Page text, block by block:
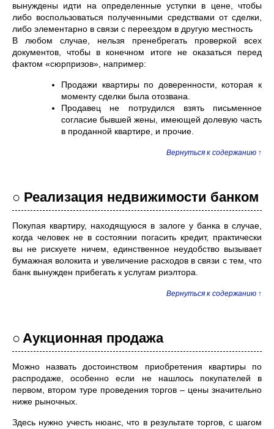
вынуждены идти на определенные уступки в цене, чтобы
либо воспользоваться полученными средствами от сделки,
либо элементарно в связи с переездом в другую местность
В любом случае, нельзя пренебрегать проверкой всех
документов, чтобы в конечном итоге не оказаться перед
фактом «сюрпризов», например:
Продажи квартиры по доверенности, которая к
моменту сделки была отозвана.
Продавец не потрудился взять письменное
согласие бывшей жены, имеющей долевую часть
в проданной квартире, и прочие.
Вернуться к содержанию ↑
○ Реализация недвижимости банком
Покупая квартиру, находящуюся в залоге у банка в случае,
когда человек не в состоянии погасить кредит, практически
вы не рискуете ничем, единственное неудобство вызывает
бумажная волокита и увеличение расходов в связи с тем, что
банк вынужден прибегать к услугам риэлтора.
Вернуться к содержанию ↑
○ Аукционная продажа
Можно назвать достоинством приобретения квартиры по
распродаже, особенно если не нашлось покупателей в
первом, втором туре проведения торгов – цены значительно
ниже рыночных.
Здесь нужно учесть нюанс, что в результате торгов, с шагом